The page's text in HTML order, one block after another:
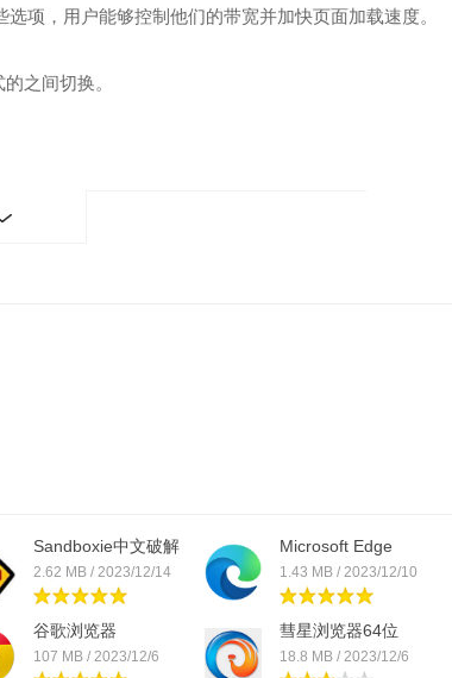
项，用户能够控制他们的带宽并加快页面加载速度。
之间切换。
Sandboxie中文破解
版附...
2.62 MB / 2023/12/14
Microsoft Edge
1.43 MB / 2023/12/10
谷歌浏览器
107 MB / 2023/12/6
彗星浏览器64位
18.8 MB / 2023/12/6